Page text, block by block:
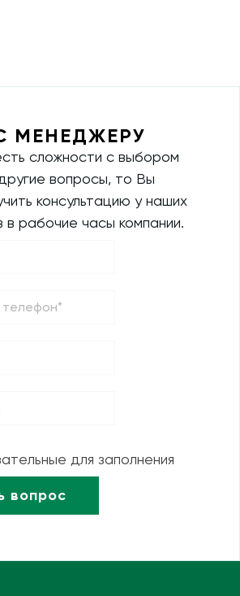
МЕНЕДЖЕРУ
сложности с выбором
вопросы, то Вы
консультацию у наших
рабочие часы компании.
для заполнения